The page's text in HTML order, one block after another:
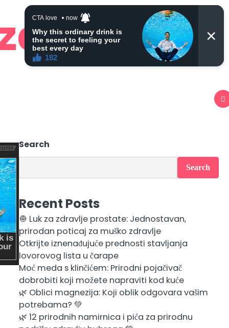
Search
Search
Recent Posts
🧅 Luk za zdravlje prostate: Jednostavan,
prirodan poticaj za muško zdravlje
Otkrijte iznenađujuće prednosti stavljanja
lovorovog lista u čarape
Moć meda s klinčićem: Prirodni pojačivač
dobrobiti koji možete napraviti kod kuće
🌿 Oblici magnezija: Koji oblik odgovara vašim
potrebama? 💚
🌿 12 prirodnih namirnica i pića za prirodnu